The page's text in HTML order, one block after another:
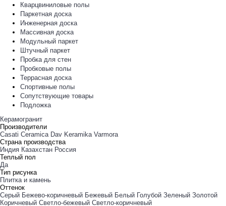
Кварцвиниловые полы
Паркетная доска
Инженерная доска
Массивная доска
Модульный паркет
Штучный паркет
Пробка для стен
Пробковые полы
Террасная доска
Спортивные полы
Сопутствующие товары
Подложка
Керамогранит
Производители
Casati Ceramica Dav Keramika Varmora
Страна производства
Индия Казахстан Россия
Теплый пол
Да
Тип рисунка
Плитка и камень
Оттенок
Cерый Бежево-коричневый Бежевый Белый Голубой Зеленый Золотой
Коричневый Светло-бежевый Светло-коричневый